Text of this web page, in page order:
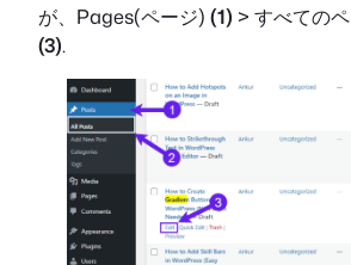
が、Pages(ページ) (1) > すべての
(3).